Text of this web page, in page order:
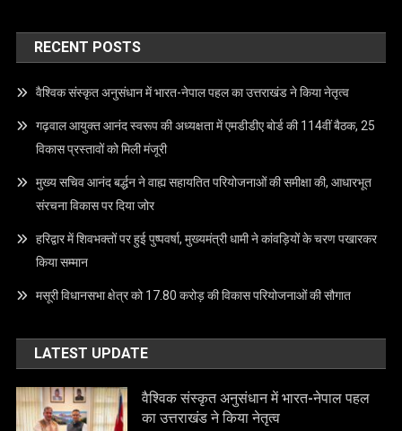
RECENT POSTS
वैश्विक संस्कृत अनुसंधान में भारत-नेपाल पहल का उत्तराखंड ने किया नेतृत्व
गढ़वाल आयुक्त आनंद स्वरूप की अध्यक्षता में एमडीडीए बोर्ड की 114वीं बैठक, 25
विकास प्रस्तावों को मिली मंजूरी
मुख्य सचिव आनंद बर्द्धन ने वाह्य सहायतित परियोजनाओं की समीक्षा की, आधारभूत
संरचना विकास पर दिया जोर
हरिद्वार में शिवभक्तों पर हुई पुष्पवर्षा, मुख्यमंत्री धामी ने कांवड़ियों के चरण पखारकर
किया सम्मान
मसूरी विधानसभा क्षेत्र को 17.80 करोड़ की विकास परियोजनाओं की सौगात
LATEST UPDATE
वैश्विक संस्कृत अनुसंधान में भारत-नेपाल पहल
का उत्तराखंड ने किया नेतृत्व